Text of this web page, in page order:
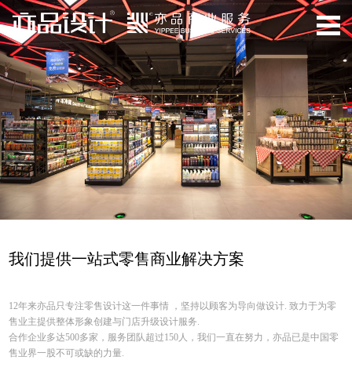
我们提供一站式零售商业解决方案
12年来亦品只专注零售设计这一件事情 ，坚持以顾客为导向做设计. 致力于为零
售业主提供整体形象创建与门店升级设计服务.
合作企业多达500多家，服务团队超过150人，我们一直在努力，亦品已是中国零
售业界一股不可或缺的力量.